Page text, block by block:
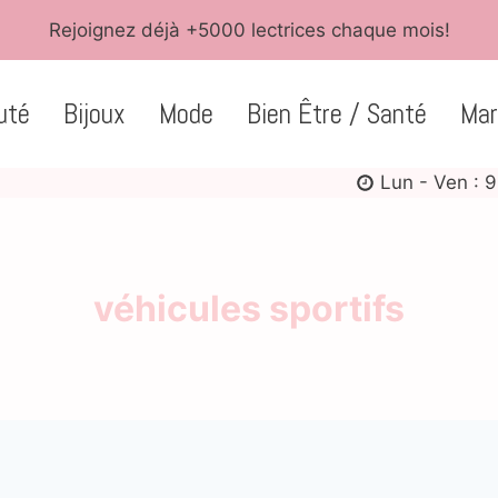
Rejoignez déjà +5000 lectrices chaque mois!
Bijoux Mode Bien Être / Santé
Lun - Ven :
véhicules sportifs